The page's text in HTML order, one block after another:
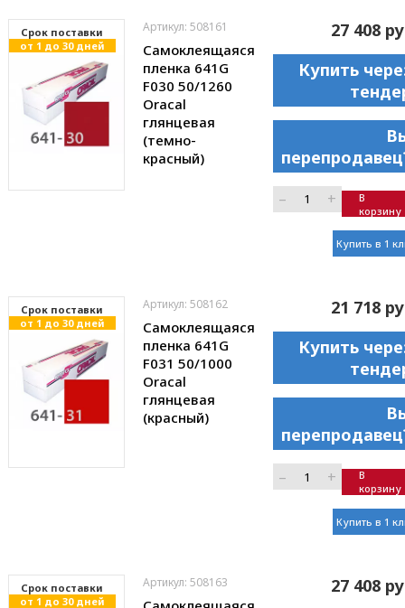
Cрок поставки
от 1 до 30 дней
Артикул: 508161
Самоклеящаяся
пленка 641G
F030 50/1260
Oracal
глянцевая
(темно-
красный)
27 408
Купить
– +
В
корзину
Купить в 1
Cрок поставки
от 1 до 30 дней
Артикул: 508162
Самоклеящаяся
пленка 641G
F031 50/1000
Oracal
глянцевая
(красный)
21 718
Купить
– +
В
корзину
Купить в 1
Cрок поставки
от 1 до 30 дней
Артикул: 508163
27 408